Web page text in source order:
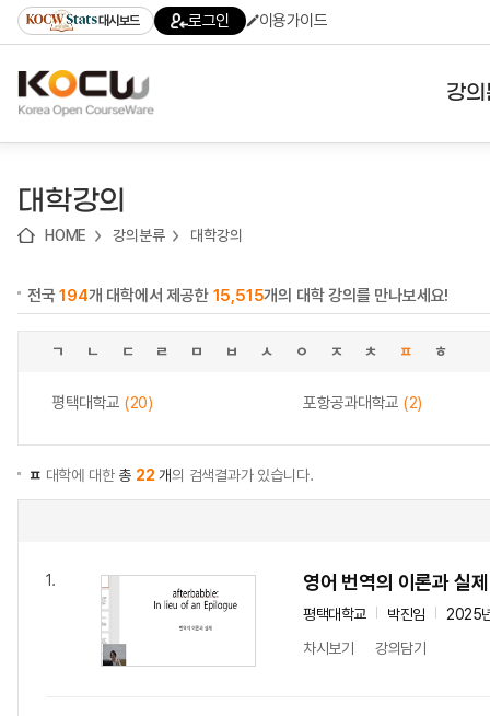
기
기
기
content)
가
대시보드 로그인 이용가이드
강
대학강의
HOME 강의분류 대학강의
전국194개 대학에서 제공한 15,515개의 대학 강의를 만나보세요!
ㄱ ㄴ ㄷ ㄹ ㅁ ㅂ ㅅ ㅇ ㅈ ㅊ ㅍ ㅎ
평택대학교 (20) 포항공과대학교 (2)
ㅍ 대학에 대한총 22 개의 검색결과가 있습니다.
1. 영어 번역의 이론과 실제
평택대학교 박진임
2025
차시보기
강의담기